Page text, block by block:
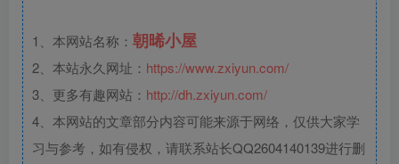
1、本网站名称： 朝晞小屋
2、本站永久网址： https://www.zxiyun.com/
3、更多有趣网站： http://dh.zxiyun.com/
4、本网站的文章部分内容可能来源于网络，仅供大家学
习与参考，如有侵权，请联系站长QQ2604140139进行删